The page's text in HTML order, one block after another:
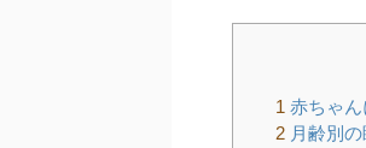
1 赤ちゃん
2 月齢別